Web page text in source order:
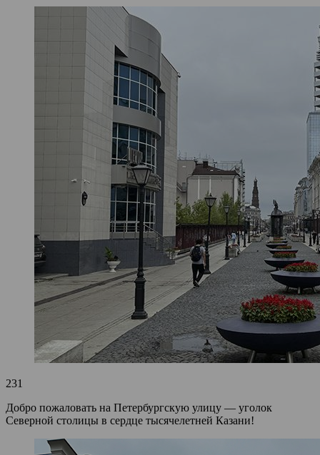
231
Добро пожаловать на Петербургскую улицу — уголок
Северной столицы в сердце тысячелетней Казани!